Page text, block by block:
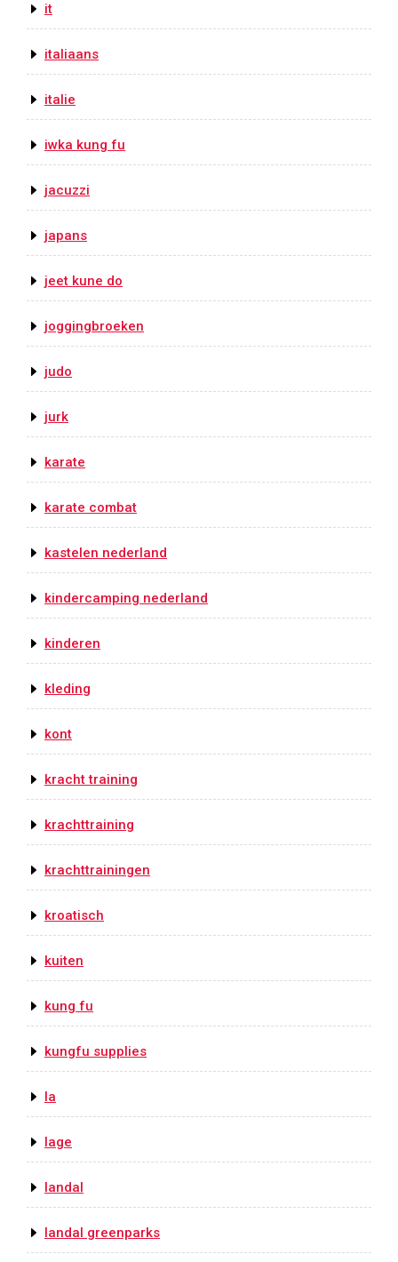
it
italiaans
italie
iwka kung fu
jacuzzi
japans
jeet kune do
joggingbroeken
judo
jurk
karate
karate combat
kastelen nederland
kindercamping nederland
kinderen
kleding
kont
kracht training
krachttraining
krachttrainingen
kroatisch
kuiten
kung fu
kungfu supplies
la
lage
landal
landal greenparks